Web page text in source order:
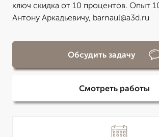
ключ скидка от 10 процентов. Опыт
Антону Аркадьевичу, barnaul@a3d.ru
Обсудить задачу
Смотреть работы